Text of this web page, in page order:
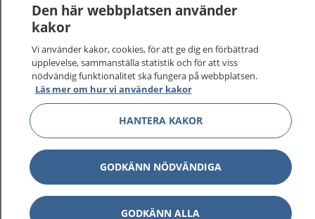
1177–tryggt om din hälsa och vård
På 1177.se får du råd om hälsa och information om
sjukdomar och vilka mottagningar du kan kontakta.
Logga in för att läsa din journal och göra dina
vårdärenden. Ring telefonnummer 1177 för
sjukvårdsrådgivning dygnet runt.
1177 ger dig råd när du vill må bättre.
Den här webbplatsen använder
kakor
Vi använder kakor, cookies, för att ge dig en förbättrad
upplevelse, sammanställa statistik och för att viss
nödvändig funktionalitet ska fungera på webbplatsen.
Läs mer om hur vi använder kakor
HANTERA KAKOR
GODKÄNN NÖDVÄNDIGA
GODKÄNN ALLA